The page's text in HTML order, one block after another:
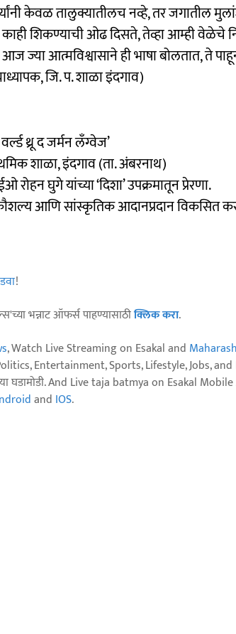
केवळ तालुक्यातीलच नव्हे, तर जगातील
शिकण्याची ओढ दिसते, तेव्हा आम्ही वेळेचे
ज्या आत्मविश्वासाने ही भाषा बोलतात, ते
जि. प. शाळा इंदगाव)
थ्रू द जर्मन लँग्वेज’
शाळा, इंदगाव (ता. अंबरनाथ)
रोहन घुगे यांच्या ‘दिशा’ उपक्रमातून प्रेरणा.
कौशल्य आणि सांस्कृतिक आदानप्रदान विकसित
!
भन्नाट ऑफर्स पाहण्यासाठीक्लिक करा.
, Watch Live Streaming on Esakal and
Entertainment, Sports, Lifestyle, Jobs, and
घडामोडी. And Live taja batmya on Esakal
and IOS.